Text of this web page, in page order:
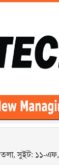
তলা, সুইট: ১১-এফ,